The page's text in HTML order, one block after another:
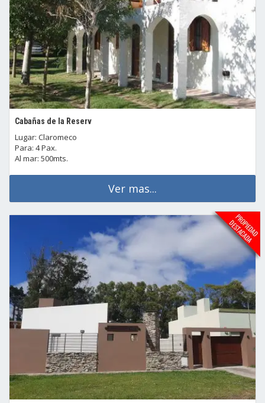
Cabañas de la Reserv
Lugar: Claromeco
Para: 4 Pax.
Al mar: 500mts.
Ver mas...